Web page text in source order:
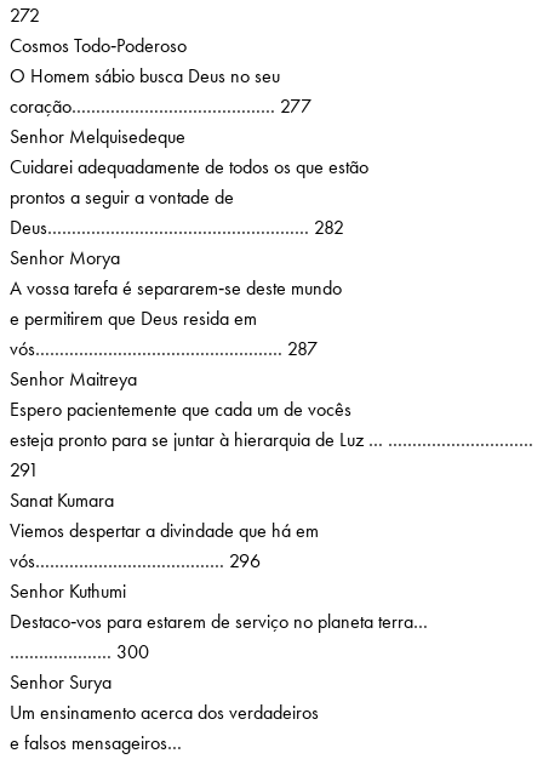
272
Cosmos Todo‑Poderoso
O Homem sábio busca Deus no seu
coração…………………………………… 277
Senhor Melquisedeque
Cuidarei adequadamente de todos os que estão
prontos a seguir a vontade de
Deus……………………………………………… 282
Senhor Morya
A vossa tarefa é separarem‑se deste mundo
e permitirem que Deus resida em
vós…………………………………………… 287
Senhor Maitreya
Espero pacientemente que cada um de vocês
esteja pronto para se juntar à hierarquia de Luz … …………………………
291
Sanat Kumara
Viemos despertar a divindade que há em
vós………………………………… 296
Senhor Kuthumi
Destaco‑vos para estarem de serviço no planeta terra…
………………… 300
Senhor Surya
Um ensinamento acerca dos verdadeiros
e falsos mensageiros…